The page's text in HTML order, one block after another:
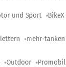
und Sport BikeX
mehr-tanken
Outdoor Promobil